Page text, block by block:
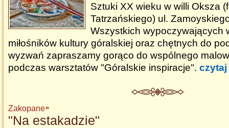
Sztuki XX wieku w willi Oksza
Tatrzańskiego) ul.
Wszystkich wypoczywających
miłośników kultury góralskiej oraz chętnych do
wyzwań zapraszamy gorąco do wspólnego
podczas warsztatów "Góralskie inspiracje". czytaj
Zakopane
"Na estakadzie"